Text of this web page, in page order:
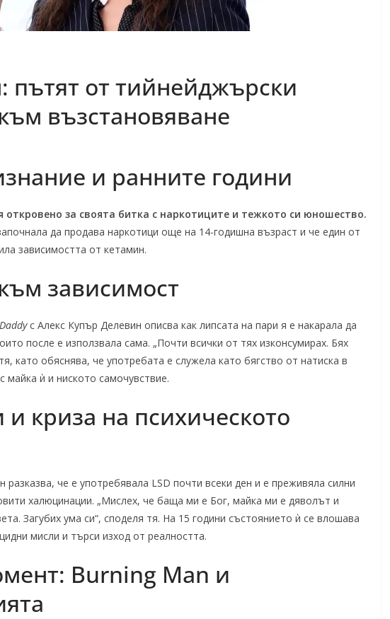
пътят от тийнейджърски
възстановяване
и ранните години
откровено за своята битка с наркотиците и тежкото си юношество.
да продава наркотици още на 14-годишна възраст и че един от
зависимостта от кетамин.
зависимост
с Алекс Купър Делевин описва как липсата на пари я е накарала да
после е използвала сама. „Почти всички от тях изконсумирах. Бях
като обяснява, че употребата е служела като бягство от натиска в
ѝ и ниското самочувствие.
криза на психическото
че е употребявала LSD почти всеки ден и е преживяла силни
халюцинации. „Мислех, че баща ми е Бог, майка ми е дяволът и
Загубих ума си“, споделя тя. На 15 години състоянието ѝ се влошава
мисли и търси изход от реалността.
Burning Man и